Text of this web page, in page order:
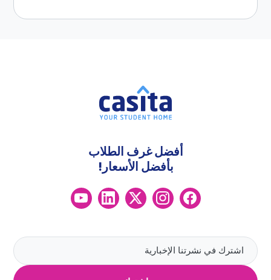
أفضل غرف الطلاب
بأفضل الأسعار!